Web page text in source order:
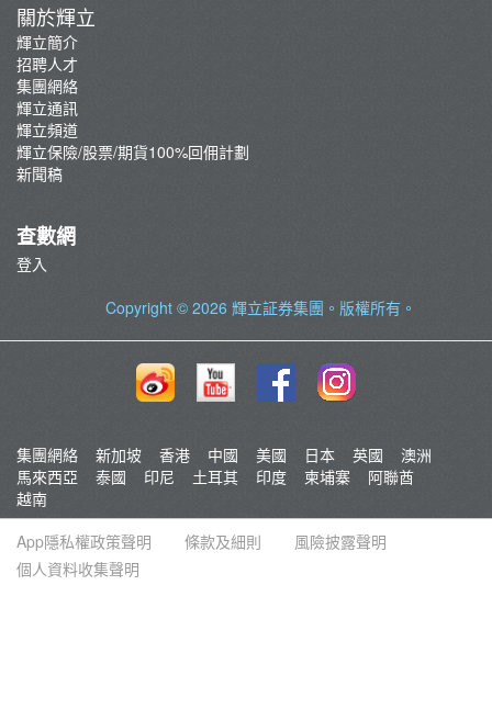
關於輝立
輝立簡介
招聘人才
集團網絡
輝立通訊
輝立頻道
輝立保險/股票/期貨100%回佣計劃
新聞稿
查數網
登入
Copyright © 2026 輝立証券集團 。版權所有。
集團網絡 新加坡 香港 中國 美國 日本 英國
澳洲
馬來西亞
泰國 印尼 土耳其 印度 柬埔寨
阿聯酋
越南
App隱私權政策聲明
條款及細則
風險披露聲明
個人資料收集聲明